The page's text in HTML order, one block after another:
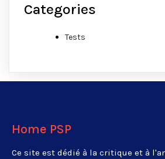
Categories
Tests
Home PSP
Ce site est dédié à la critique et à